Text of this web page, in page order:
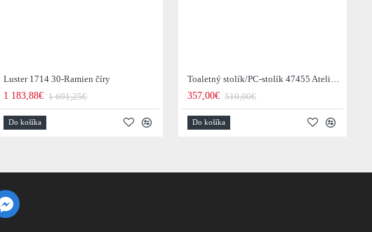
Luster 1714 30-Ramien číry
1 183,88€ 1 691,25€
Do košíka
Toaletný stolík/PC-stolík 47455 Atelier 120cm Natural Dub Dyha
357,00€ 510,00€
Do košíka